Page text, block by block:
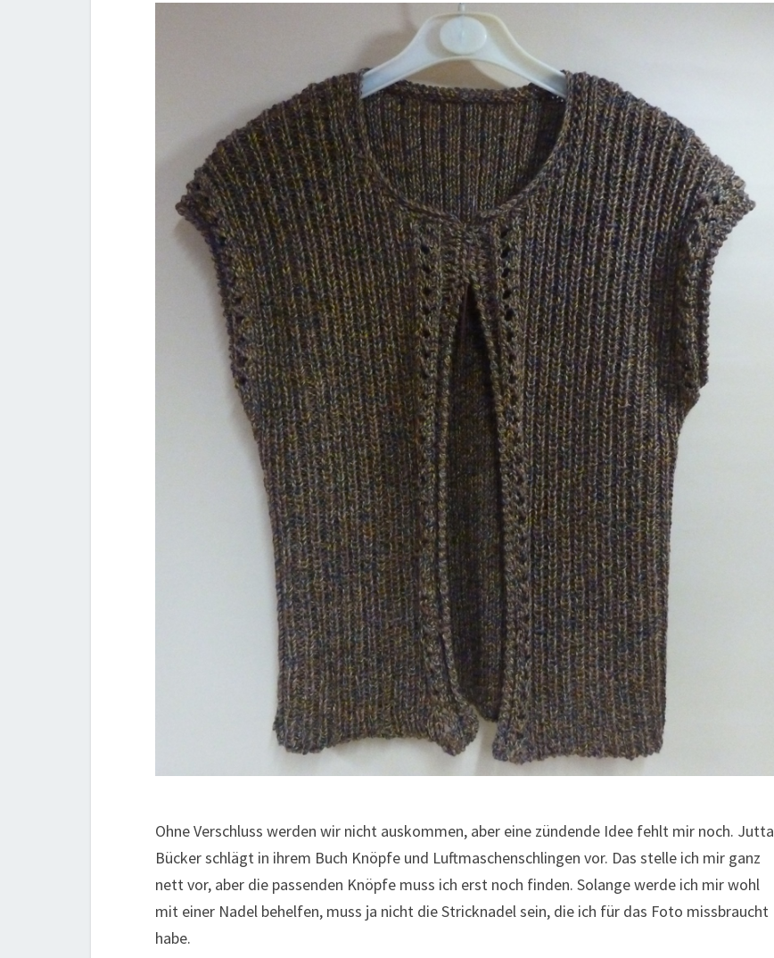
Ohne Verschluss werden wir nicht auskommen, aber eine zündende Idee fehlt mir noch. Jutta
Bücker schlägt in ihrem Buch Knöpfe und Luftmaschenschlingen vor. Das stelle ich mir ganz
nett vor, aber die passenden Knöpfe muss ich erst noch finden. Solange werde ich mir wohl
mit einer Nadel behelfen, muss ja nicht die Stricknadel sein, die ich für das Foto missbraucht
habe.